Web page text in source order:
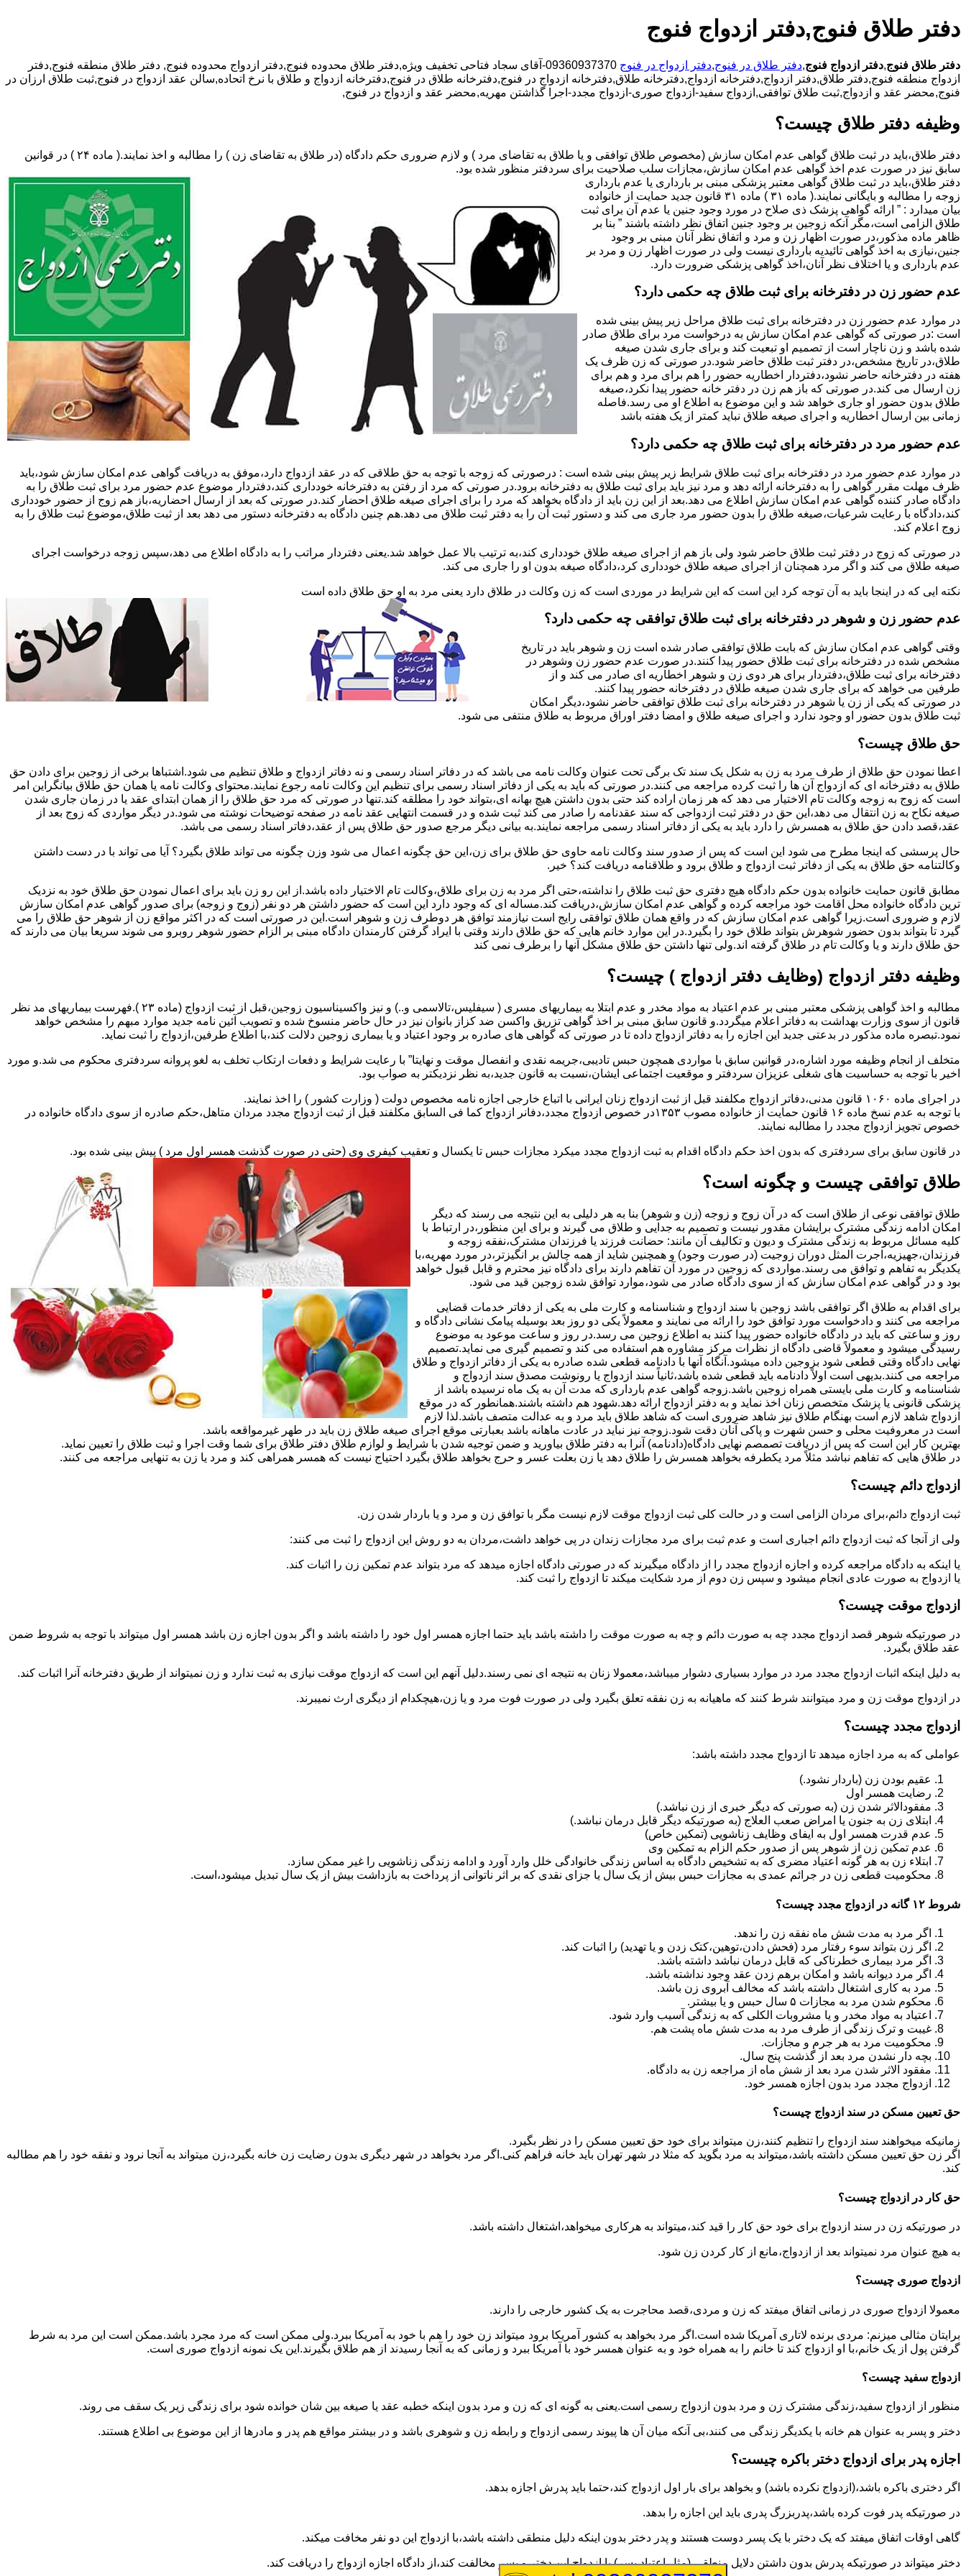
دفتر طلاق فنوج,دفتر ازدواج فنوج
دفتر طلاق فنوج,دفتر ازدواج فنوج,دفتر طلاق در فنوج,دفتر ازدواج در فنوج
دفتر طلاق منطقه فنوج,دفتر
ازدواج منطقه فنوج,دفتر طلاق,دفتر ازدواج,دفترخانه ازدواج,دفترخانه طلاق,دفترخانه ازدواج در فنوج,دفترخانه طلاق در فنوج,دفترخانه ازدواج و طلاق با نرخ اتحاده,سالن عقد ازدواج در فنوج,ثبت طلاق ارزان در
فنوج,محضر عقد و ازدواج,ثبت طلاق توافقی,ازدواج سفید-ازدواج صوری-ازدواج مجدد-اجرا گذاشتن مهریه,محضر عقد و ازدواج در فنوج,
وظیفه دفتر طلاق چیست؟
دفتر طلاق،باید در ثبت طلاق گواهی عدم امکان سازش (مخصوص طلاق توافقی و یا طلاق به تقاضای مرد ) و لازم ضروری حکم دادگاه (در طلاق به تقاضای زن ) را مطالبه و اخذ نمایند.( ماده ۲۴ ) در قوانین
سابق نیز در صورت عدم اخذ گواهی عدم امکان سازش،مجازات سلب صلاحیت برای سردفتر منظور شده بود.
دفتر طلاق،باید در ثبت طلاق گواهی معتبر پزشکی مبنی بر بارداری یا عدم بارداری
زوجه را مطالبه و بایگانی نمایند.( ماده ۳۱ ) ماده ۳۱ قانون جدید حمایت از خانواده
بیان میدارد : ” ارائه گواهی پزشک ذی صلاح در مورد وجود جنین یا عدم آن برای ثبت
طلاق الزامی است،مگر آنکه زوجین بر وجود جنین اتفاق نظر داشته باشند ” بنا بر
ظاهر ماده مذکور،در صورت اظهار زن و مرد و اتفاق نظر آنان مبنی بر وجود
جنین،نیازی به اخذ گواهی تائیدیه بارداری نیست ولی در صورت اظهار زن و مرد بر
عدم بارداری و یا اختلاف نظر آنان،اخذ گواهی پزشکی ضرورت دارد.
عدم حضور زن در دفترخانه برای ثبت طلاق چه حکمی دارد؟
در موارد عدم حضور زن در دفترخانه برای ثبت طلاق مراحل زیر پیش بینی شده
است :در صورتی که گواهی عدم امکان سازش به درخواست مرد برای طلاق صادر
شده باشد و زن ناچار است از تصمیم او تبعیت کند و برای جاری شدن صیغه
طلاق،در تاریخ مشخص،در دفتر ثبت طلاق حاضر شود.در صورتی که زن ظرف یک
هفته در دفترخانه حاضر نشود،دفتردار اخطاریه حضور را هم برای مرد و هم برای
زن ارسال می کند.در صورتی که باز هم زن در دفتر خانه حضور پیدا نکرد،صیغه
طلاق بدون حضور او جاری خواهد شد و این موضوع به اطلاع او می رسد.فاصله
زمانی بین ارسال اخطاریه و اجرای صیغه طلاق نباید کمتر از یک هفته باشد
عدم حضور مرد در دفترخانه برای ثبت طلاق چه حکمی دارد؟
در موارد عدم حضور مرد در دفترخانه برای ثبت طلاق شرایط زیر پیش بینی شده است : درصورتی که زوجه با توجه به حق طلاقی که در عقد ازدواج دارد،موفق به دریافت گواهی عدم امکان سازش شود،باید
ظرف مهلت مقرر گواهی را به دفترخانه ارائه دهد و مرد نیز باید برای ثبت طلاق به دفترخانه برود.در صورتی که مرد از رفتن به دفترخانه خودداری کند،دفتردار موضوع عدم حضور مرد برای ثبت طلاق را به
دادگاه صادر کننده گواهی عدم امکان سازش اطلاع می دهد.بعد از این زن باید از دادگاه بخواهد که مرد را برای اجرای صیغه طلاق احضار کند.در صورتی که بعد از ارسال احضاریه،باز هم زوج از حضور خودداری
کند،دادگاه با رعایت شرعیات،صیغه طلاق را بدون حضور مرد جاری می کند و دستور ثبت آن را به دفتر ثبت طلاق می دهد.هم چنین دادگاه به دفترخانه دستور می دهد بعد از ثبت طلاق،موضوع ثبت طلاق را به
زوج اعلام کند.
در صورتی که زوج در دفتر ثبت طلاق حاضر شود ولی باز هم از اجرای صیغه طلاق خودداری کند،به ترتیب بالا عمل خواهد شد.یعنی دفتردار مراتب را به دادگاه اطلاع می دهد،سپس زوجه درخواست اجرای
صیغه طلاق می کند و اگر مرد همچنان از اجرای صیغه طلاق خودداری کرد،دادگاه صیغه بدون او را جاری می کند.
نکته ایی که در اینجا باید به آن توجه کرد این است که این شرایط در موردی است که زن وکالت در طلاق دارد یعنی مرد به او حق طلاق داده است
عدم حضور زن و شوهر در دفترخانه برای ثبت طلاق توافقی چه حکمی دارد؟
وقتی گواهی عدم امکان سازش که بابت طلاق توافقی صادر شده است زن و شوهر باید در تاریخ
مشخص شده در دفترخانه برای ثبت طلاق حضور پیدا کنند.در صورت عدم حضور زن وشوهر در
دفترخانه برای ثبت طلاق،دفتردار برای هر دوی زن و شوهر اخطاریه ای صادر می کند و از
طرفین می خواهد که برای جاری شدن صیغه طلاق در دفترخانه حضور پیدا کنند.
در صورتی که یکی از زن یا شوهر در دفترخانه برای ثبت طلاق توافقی حاضر نشود،دیگر امکان
ثبت طلاق بدون حضور او وجود ندارد و اجرای صیغه طلاق و امضا دفتر اوراق مربوط به طلاق منتفی می شود.
حق طلاق چیست؟
اعطا نمودن حق طلاق از طرف مرد به زن به شکل یک سند تک برگی تحت عنوان وکالت نامه می باشد که در دفاتر اسناد رسمی و نه دفاتر ازدواج و طلاق تنظیم می شود.اشتباها برخی از زوجین برای دادن حق
طلاق به دفترخانه ای که ازدواج آن ها را ثبت کرده مراجعه می کنند.در صورتی که باید به یکی از دفاتر اسناد رسمی برای تنظیم این وکالت نامه رجوع نمایند.محتوای وکالت نامه یا همان حق طلاق بیانگراین امر
است که زوج به زوجه وکالت تام الاختیار می دهد که هر زمان اراده کند حتی بدون داشتن هیچ بهانه ای،بتواند خود را مطلقه کند.تنها در صورتی که مرد حق طلاق را از همان ابتدای عقد یا در زمان جاری شدن
صیغه نکاح به زن انتقال می دهد،این حق در دفتر ثبت ازدواجی که سند عقدنامه را صادر می کند ثبت شده و در قسمت انتهایی عقد نامه در صفحه توضیحات نوشته می شود.در دیگر مواردی که زوج بعد از
عقد،قصد دادن حق طلاق به همسرش را دارد باید به یکی از دفاتر اسناد رسمی مراجعه نمایند.به بیانی دیگر مرجع صدور حق طلاق پس از عقد،دفاتر اسناد رسمی می باشد.
حال پرسشی که اینجا مطرح می شود این است که پس از صدور سند وکالت نامه حاوی حق طلاق برای زن،این حق چگونه اعمال می شود وزن چگونه می تواند طلاق بگیرد؟ آیا می تواند با در دست داشتن
وکالتنامه حق طلاق به یکی از دفاتر ثبت ازدواج و طلاق برود و طلاقنامه دریافت کند؟ خیر.
مطابق قانون حمایت خانواده بدون حکم دادگاه هیچ دفتری حق ثبت طلاق را نداشته،حتی اگر مرد به زن برای طلاق،وکالت تام الاختیار داده باشد.از این رو زن باید برای اعمال نمودن حق طلاق خود به نزدیک
ترین دادگاه خانواده محل اقامت خود مراجعه کرده و گواهی عدم امکان سازش،دریافت کند.مساله ای که وجود دارد این است که حضور داشتن هر دو نفر (زوج و زوجه) برای صدور گواهی عدم امکان سازش
لازم و ضروری است.زیرا گواهی عدم امکان سازش که در واقع همان طلاق توافقی رایج است نیازمند توافق هر دوطرف زن و شوهر است.این در صورتی است که در اکثر مواقع زن از شوهر حق طلاق را می
گیرد تا بتواند بدون حضور شوهرش بتواند طلاق خود را بگیرد.در این موارد خانم هایی که حق طلاق دارند وقتی با ایراد گرفتن کارمندان دادگاه مبنی بر الزام حضور شوهر روبرو می شوند سریعا بیان می دارند که
حق طلاق دارند و یا وکالت تام در طلاق گرفته اند.ولی تنها داشتن حق طلاق مشکل آنها را برطرف نمی کند
وظیفه دفتر ازدواج (وظایف دفتر ازدواج ) چیست؟
مطالبه و اخذ گواهی پزشکی معتبر مبنی بر عدم اعتیاد به مواد مخدر و عدم ابتلا به بیماریهای مسری ( سیفلیس،تالاسمی و..) و نیز واکسیناسیون زوجین،قبل از ثبت ازدواج (ماده ۲۳ ).فهرست بیماریهای مد نظر
قانون از سوی وزارت بهداشت به دفاتر اعلام میگردد.و قانون سابق مبنی بر اخذ گواهی تزریق واکسن ضد کزاز بانوان نیز در حال حاضر منسوخ شده و تصویب آئین نامه جدید موارد مبهم را مشخص خواهد
نمود.تبصره ماده مذکور در بدعتی جدید این اجازه را به دفاتر ازدواج داده تا در صورتی که گواهی های صادره بر وجود اعتیاد و یا بیماری زوجین دلالت کند،با اطلاع طرفین،ازدواج را ثبت نماید.
متخلف از انجام وظیفه مورد اشاره،در قوانین سابق با مواردی همچون حبس تادیبی،جریمه نقدی و انفصال موقت و نهایتا” با رعایت شرایط و دفعات ارتکاب تخلف به لغو پروانه سردفتری محکوم می شد.و مورد
اخیر با توجه به حساسیت های شغلی عزیزان سردفتر و موقعیت اجتماعی ایشان،نسبت به قانون جدید،به نظر نزدیکتر به صواب بود.
در اجرای ماده ۱۰۶۰ قانون مدنی،دفاتر ازدواج مکلفند قبل از ثبت ازدواج زنان ایرانی با اتباع خارجی اجازه نامه مخصوص دولت ( وزارت کشور ) را اخذ نمایند.
با توجه به عدم نسخ ماده ۱۶ قانون حمایت از خانواده مصوب ۱۳۵۳در خصوص ازدواج مجدد،دفانر ازدواج کما فی السابق مکلفند قبل از ثبت ازدواج مجدد مردان متاهل،حکم صادره از سوی دادگاه خانواده در
خصوص تجویز ازدواج مجدد را مطالبه نمایند.
در قانون سابق برای سردفتری که بدون اخذ حکم دادگاه اقدام به ثبت ازدواج مجدد میکرد مجازات حبس تا یکسال و تعقیب کیفری وی (حتی در صورت گذشت همسر اول مرد ) پیش بینی شده بود.
طلاق توافقی چیست و چگونه است؟
طلاق توافقی نوعی از طلاق است که در آن زوج و زوجه (زن و شوهر) بنا به هر دلیلی به این نتیجه می رسند که دیگر
امکان ادامه زندگی مشترک برایشان مقدور نیست و تصمیم به جدایی و طلاق می گیرند و برای این منظور،در ارتباط با
کلیه مسائل مربوط به زندگی مشترک و دیون و تکالیف آن مانند: حضانت فرزند یا فرزندان مشترک،نفقه زوجه و
فرزندان،جهیزیه،اجرت المثل دوران زوجیت (در صورت وجود) و همچنین شاید از همه چالش بر انگیزتر،در مورد مهریه،با
یکدیگر به تفاهم و توافق می رسند.مواردی که زوجین در مورد آن تفاهم دارند برای دادگاه نیز محترم و قابل قبول خواهد
بود و در گواهی عدم امکان سازش که از سوی دادگاه صادر می شود،موارد توافق شده زوجین قید می شود.
برای اقدام به طلاق اگر توافقی باشد زوجین با سند ازدواج و شناسنامه و کارت ملی به یکی از دفاتر خدمات قضایی
مراجعه می کنند و دادخواست مورد توافق خود را ارائه می نمایند و معمولاً یکی دو روز بعد بوسیله پیامک نشانی دادگاه و
روز و ساعتی که باید در دادگاه خانواده حضور پیدا کنند به اطلاع زوجین می رسد.در روز و ساعت موعود به موضوع
رسیدگی میشود و معمولاً قاضی دادگاه از نظرات مرکز مشاوره هم استفاده می کند و تصمیم گیری می نماید.تصمیم
نهایی دادگاه وقتی قطعی شود بزوجین داده میشود.آنگاه آنها با دادنامه قطعی شده صادره به یکی از دفاتر ازدواج و طلاق
مراجعه می کنند.بدیهی است اولاً دادنامه باید قطعی شده باشد،ثانیاً سند ازدواج یا رونوشت مصدق سند ازدواج و
شناسنامه و کارت ملی بایستی همراه زوجین باشد.زوجه گواهی عدم بارداری که مدت آن به یک ماه نرسیده باشد از
پزشکی قانونی یا پزشک متخصص زنان اخذ نماید و به دفتر ازدواج ارائه دهد.شهود هم داشته باشند.همانطور که در موقع
ازدواج شاهد لازم است بهنگام طلاق نیز شاهد ضروری است که شاهد طلاق باید مرد و به عدالت متصف باشد.لذا لازم
است در معروفیت محلی و حسن شهرت و پاکی آنان دقت شود.زوجه نیز نباید در عادت ماهانه باشد بعبارتی موقع اجرای صیغه طلاق زن باید در طهر غیرمواقعه باشد.
بهترین کار این است که پس از دریافت تصمصم نهایی دادگاه(دادنامه) آنرا به دفتر طلاق بیاورید و ضمن توجیه شدن با شرایط و لوازم طلاق دفتر طلاق برای شما وقت اجرا و ثبت طلاق را تعیین نماید.
در طلاق هایی که تفاهم نباشد مثلاً مرد یکطرفه بخواهد همسرش را طلاق دهد یا زن بعلت عسر و حرج بخواهد طلاق بگیرد احتیاج نیست که همسر همراهی کند و مرد یا زن به تنهایی مراجعه می کنند.
ازدواج دائم چیست؟
ثبت ازدواج دائم،برای مردان الزامی است و در حالت کلی ثبت ازدواج موقت لازم نیست مگر با توافق زن و مرد و یا باردار شدن زن.
ولی از آنجا که ثبت ازدواج دائم اجباری است و عدم ثبت برای مرد مجازات زندان در پی خواهد داشت،مردان به دو روش این ازدواج را ثبت می کنند:
یا اینکه به دادگاه مراجعه کرده و اجازه ازدواج مجدد را از دادگاه میگیرند که در صورتی دادگاه اجازه میدهد که مرد بتواند عدم تمکین زن را اثبات کند.
یا ازدواج به صورت عادی انجام میشود و سپس زن دوم از مرد شکایت میکند تا ازدواج را ثبت کند.
ازدواج موقت چیست؟
در صورتیکه شوهر قصد ازدواج مجدد چه به صورت دائم و چه به صورت موقت را داشته باشد باید حتما اجازه همسر اول خود را داشته باشد و اگر بدون اجازه زن باشد همسر اول میتواند با توجه به شروط ضمن
عقد طلاق بگیرد.
به دلیل اینکه اثبات ازدواج مجدد مرد در موارد بسیاری دشوار میباشد،معمولا زنان به نتیجه ای نمی رسند.دلیل آنهم این است که ازدواج موقت نیازی به ثبت ندارد و زن نمیتواند از طریق دفترخانه آنرا اثبات کند.
در ازدواج موقت زن و مرد میتوانند شرط کنند که ماهیانه به زن نفقه تعلق بگیرد ولی در صورت فوت مرد و یا زن،هیچکدام از دیگری ارث نمیبرند.
ازدواج مجدد چیست؟
عواملی که به مرد اجازه میدهد تا ازدواج مجدد داشته باشد:
عقیم بودن زن (باردار نشود.)
رضایت همسر اول
مفقودالاثر شدن زن (به صورتی که دیگر خبری از زن نباشد.)
ابتلای زن به جنون یا امراض صعب العلاج (به صورتیکه دیگر قابل درمان نباشد.)
عدم قدرت همسر اول به ایفای وظایف زناشویی (تمکین خاص)
عدم تمکین زن از شوهر پس از صدور حکم الزام به تمکین وی
ابتلاء زن به هر گونه اعتیاد مضری که به تشخیص دادگاه به اساس زندگی خانوادگی خلل وارد آورد و ادامه زندگی زناشویی را غیر ممکن سازد.
محکومیت قطعی زن در جرائم عمدی به مجازات حبس بیش از یک سال یا جزای نقدی که بر اثر ناتوانی از پرداخت به بازداشت بیش از یک سال تبدیل می‎شود،است.
شروط ۱۲ گانه در ازدواج مجدد چیست؟
اگر مرد به مدت شش ماه نفقه زن را ندهد.
اگر زن بتواند سوء رفتار مرد (فحش دادن،توهین،کتک زدن و یا تهدید) را اثبات کند.
اگر مرد بیماری خطرناکی که قابل درمان نباشد داشته باشد.
اگر مرد دیوانه باشد و امکان برهم زدن عقد وجود نداشته باشد.
مرد به کاری اشتغال داشته باشد که مخالف آبروی زن باشد.
محکوم شدن مرد به مجازات ۵ سال حبس و یا بیشتر.
اعتیاد به مواد مخدر و یا مشروبات الکلی که به زندگی آسیب وارد شود.
غیبت و ترک زندگی از طرف مرد به مدت شش ماه پشت هم.
محکومیت مرد به هر جرم و مجازات.
بچه دار نشدن مرد بعد از گذشت پنج سال.
مفقود الاثر شدن مرد بعد از شش ماه از مراجعه زن به دادگاه.
ازدواج مجدد مرد بدون اجازه همسر خود.
حق تعیین مسکن در سند ازدواج چیست؟
زمانیکه میخواهند سند ازدواج را تنظیم کنند،زن میتواند برای خود حق تعیین مسکن را در نظر بگیرد.
اگر زن حق تعیین مسکن داشته باشد،میتواند به مرد بگوید که مثلا در شهر تهران باید خانه فراهم کنی.اگر مرد بخواهد در شهر دیگری بدون رضایت زن خانه بگیرد،زن میتواند به آنجا نرود و نفقه خود را هم مطالبه
کند.
حق کار در ازدواج چیست؟
در صورتیکه زن در سند ازدواج برای خود حق کار را قید کند،میتواند به هرکاری میخواهد،اشتغال داشته باشد.
به هیچ عنوان مرد نمیتواند بعد از ازدواج،مانع از کار کردن زن شود.
ازدواج صوری چیست؟
معمولا ازدواج صوری در زمانی اتفاق میفتد که زن و مردی،قصد محاجرت به یک کشور خارجی را دارند.
برایتان مثالی میزنم: مردی برنده لاتاری آمریکا شده است.اگر مرد بخواهد به کشور آمریکا برود میتواند زن خود را هم با خود به آمریکا ببرد.ولی ممکن است که مرد مجرد باشد.ممکن است این مرد به شرط
گرفتن پول از یک خانم،با او ازدواج کند تا خانم را به همراه خود و به عنوان همسر خود با آمریکا ببرد و زمانی که به آنجا رسیدند از هم طلاق بگیرند.این یک نمونه ازدواج صوری است.
ازدواج سفید چیست؟
منظور از ازدواج سفید،زندگی مشترک زن و مرد بدون ازدواج رسمی است.یعنی به گونه ای که زن و مرد بدون اینکه خطبه عقد یا صیغه بین شان خوانده شود برای زندگی زیر یک سقف می روند.
دختر و پسر به عنوان هم خانه با یکدیگر زندگی می کنند،بی آنکه میان آن ها پیوند رسمی ازدواج و رابطه زن و شوهری باشد و در بیشتر مواقع هم پدر و مادرها از این موضوع بی اطلاع هستند.
اجازه پدر برای ازدواج دختر باکره چیست؟
اگر دختری باکره باشد،(ازدواج نکرده باشد) و بخواهد برای بار اول ازدواج کند،حتما باید پدرش اجازه بدهد.
در صورتیکه پدر فوت کرده باشد،پدربزرگ پدری باید این اجازه را بدهد.
گاهی اوقات اتفاق میفتد که یک دختر با یک پسر دوست هستند و پدر دختر بدون اینکه دلیل منطقی داشته باشد،با ازدواج این دو نفر مخافت میکند.
دختر میتواند در صورتیکه پدرش بدون داشتن دلایل منطقی (مثل اعتیاد پسر) با ازدواج این دختر و پسر مخالفت کند،از دادگاه اجازه ازدواج را دریافت کند.